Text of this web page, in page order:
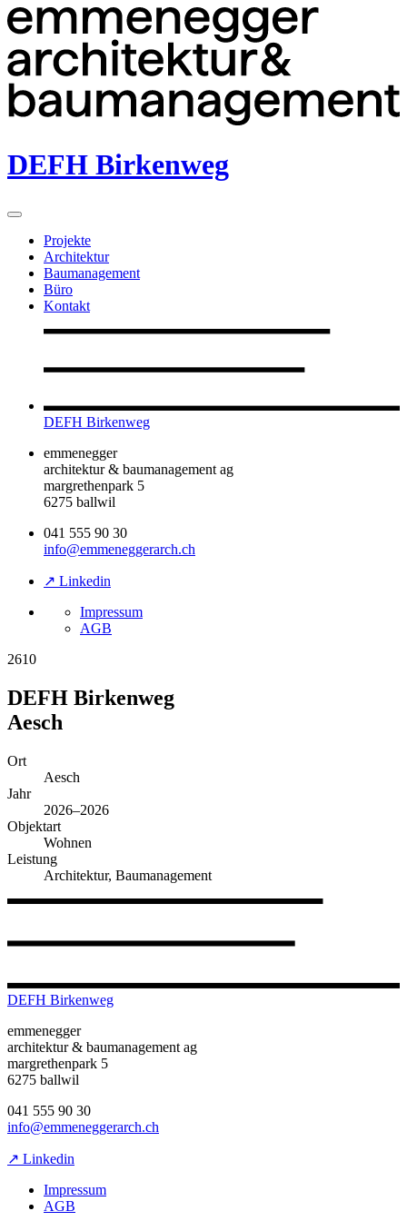
DEFH Birkenweg
Projekte
Architektur
Baumanagement
Büro
Kontakt
DEFH Birkenweg
emmenegger
architektur & baumanagement ag
margrethenpark 5
6275 ballwil
041 555 90 30
info@emmeneggerarch.ch
↗ Linkedin
Impressum
AGB
2610
DEFH Birkenweg
Aesch
Ort
Aesch
Jahr
2026–2026
Objektart
Wohnen
Leistung
Architektur, Baumanagement
DEFH Birkenweg
emmenegger
architektur & baumanagement ag
margrethenpark 5
6275 ballwil
041 555 90 30
info@emmeneggerarch.ch
↗ Linkedin
Impressum
AGB